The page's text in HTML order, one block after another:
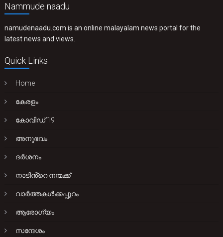
Nammude naadu
namudenaadu.com is an online malayalam news portal for the
latest news and views.
Quick Links
Home
കേരളം
കോവിഡ് 19
അനുഭവം
ദർശനം
നാടിൻ്റെ നന്മക്ക്
വാർത്തകൾക്കപ്പുറം
ആരോഗ്യം
സന്ദേശം